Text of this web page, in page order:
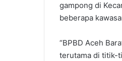
gampong di
beberapa
“BPBD Aceh
terutama di titik-